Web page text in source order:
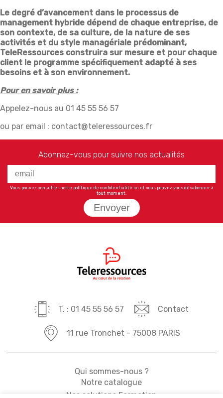
Le degré d’avancement dans le processus de
management hybride dépend de chaque entreprise, de
son contexte, de sa culture, de la nature de ses
activités et du style managériale prédominant,
TeleRessources construira sur mesure et pour chaque
client le programme spécifiquement adapté à ses
besoins et à son environnement.
Pour en savoir plus :
Appelez-nous au 01 45 55 56 57
ou par email : contact@teleressources.fr
Abonnez-vous pour suivre nos actualités
Vous pouvez consulter notre politique de confidentialité ici et vous pouvez vous désabonner à
tout moment.
Envoyer
Qui sommes-nous ?
Notre catalogue
Nos solutions Formation
T. : 01 45 55 56 57 Contact
11 rue Tronchet - 75008 PARIS